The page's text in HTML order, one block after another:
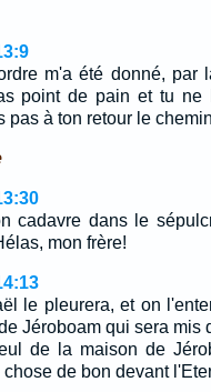
m'a été donné, par
point de pain et tu
pas à ton retour le
cadavre dans le
mon frère!
le pleurera, et on
Jéroboam qui sera mis
de la maison de
de bon devant